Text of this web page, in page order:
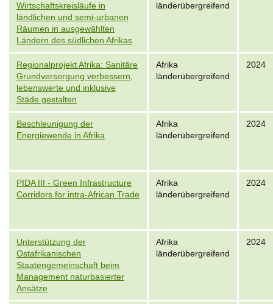
Wirtschaftskreisläufe in
ländlichen und semi-urbanen
Räumen in ausgewählten
Ländern des südlichen Afrikas
länderübergreifend
Regionalprojekt Afrika: Sanitäre
Grundversorgung verbessern,
lebenswerte und inklusive
Städe gestalten
Afrika
länderübergreifend
2024
Beschleunigung der
Energiewende in Afrika
Afrika
länderübergreifend
2024
PIDA III - Green Infrastructure
Corridors for intra-African Trade
Afrika
länderübergreifend
2024
Unterstützung der
Ostafrikanischen
Staatengemeinschaft beim
Management naturbasierter
Ansätze
Afrika
länderübergreifend
2024